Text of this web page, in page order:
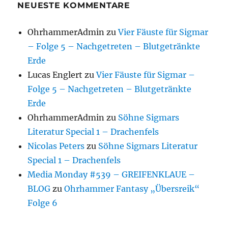
NEUESTE KOMMENTARE
OhrhammerAdmin zuVier Fäuste für Sigmar
– Folge 5 – Nachgetreten – Blutgetränkte
Erde
Lucas Englert zuVier Fäuste für Sigmar –
Folge 5 – Nachgetreten – Blutgetränkte
Erde
OhrhammerAdmin zu Söhne Sigmars
Literatur Special 1 – Drachenfels
Nicolas Peters zu Söhne Sigmars Literatur
Special 1 – Drachenfels
Media Monday #539 – GREIFENKLAUE –
BLOG zuOhrhammer Fantasy „Übersreik“
Folge 6